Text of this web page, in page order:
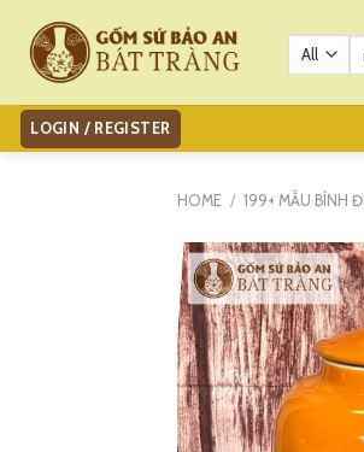
content
LOGIN / REGISTER
HOME / 199+ MẪU BÌNH